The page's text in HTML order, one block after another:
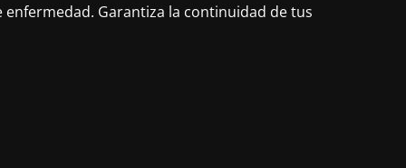
Garantiza la continuidad de tus